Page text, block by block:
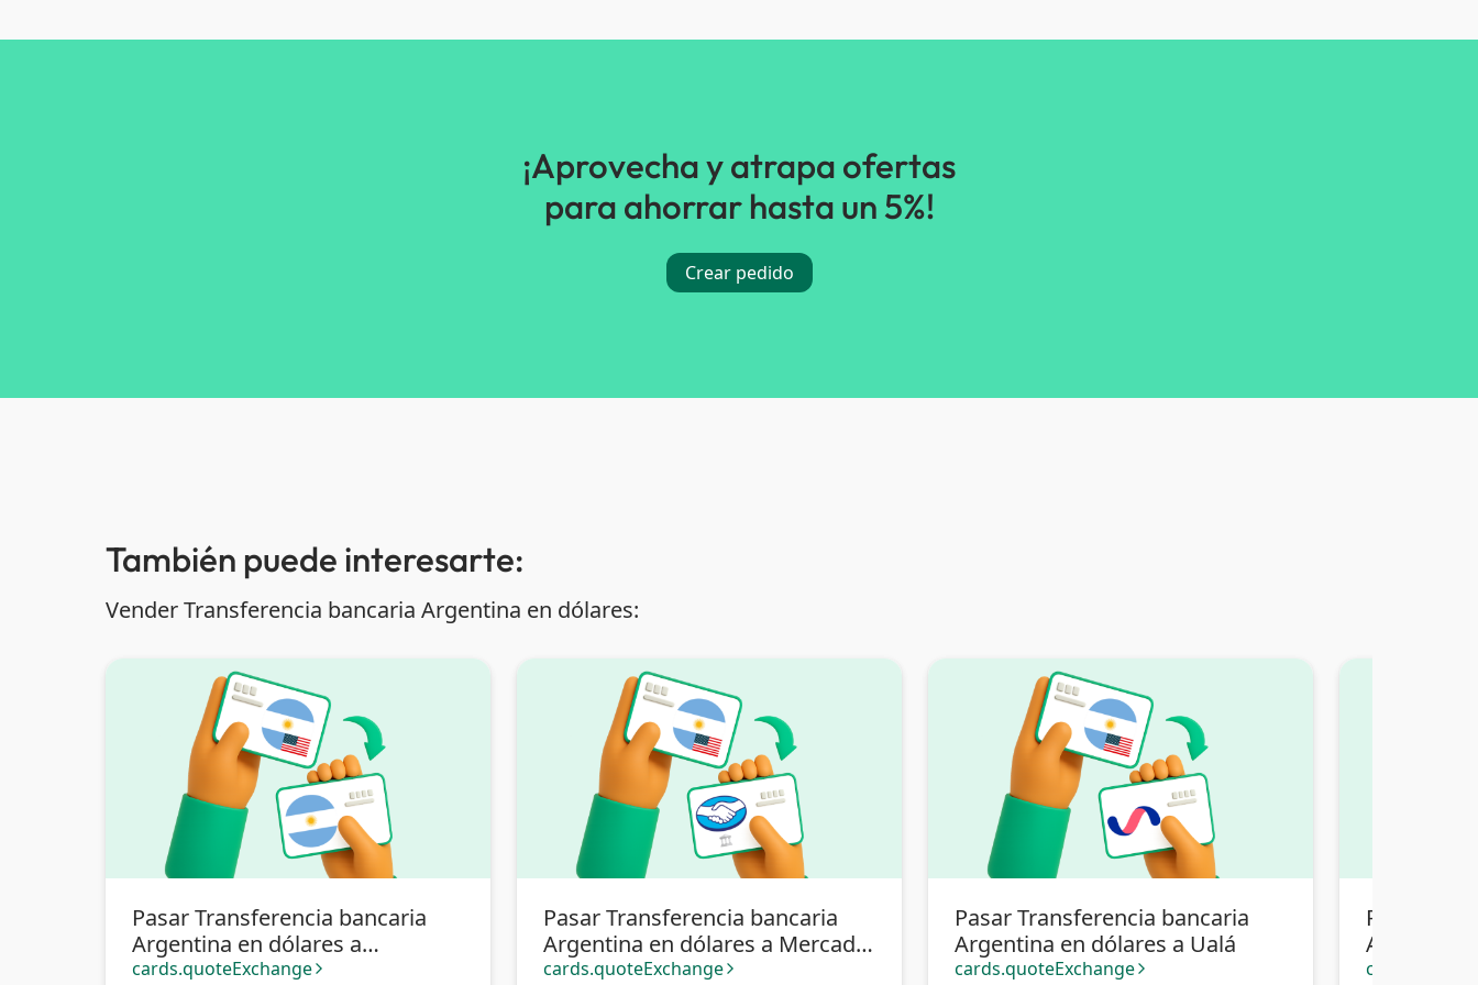
¡Aprovecha y atrapa ofertas
para ahorrar hasta un 5%!
Crear pedido
También puede interesarte:
Vender Transferencia bancaria Argentina en dólares:
Pasar Transferencia bancaria
Argentina en dólares a
Transferencia bancaria
cards.quoteExchange arrow_forward_ios
Pasar Transferencia bancaria
Argentina en dólares a Mercado
Pago
cards.quoteExchange arrow_forward_ios
Pasar Transferencia bancaria
Argentina en dólares a Ualá
cards.quoteExchange arrow_forward_ios
Pasar
Argentina